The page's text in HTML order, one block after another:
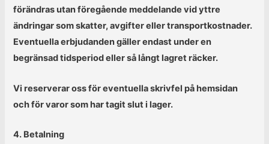
förändras utan föregående meddelande vid yttre
ändringar som skatter, avgifter eller transportkostnader.
Eventuella erbjudanden gäller endast under en
begränsad tidsperiod eller så långt lagret räcker.
Vi reserverar oss för eventuella skrivfel på hemsidan
och för varor som har tagit slut i lager.
4. Betalning